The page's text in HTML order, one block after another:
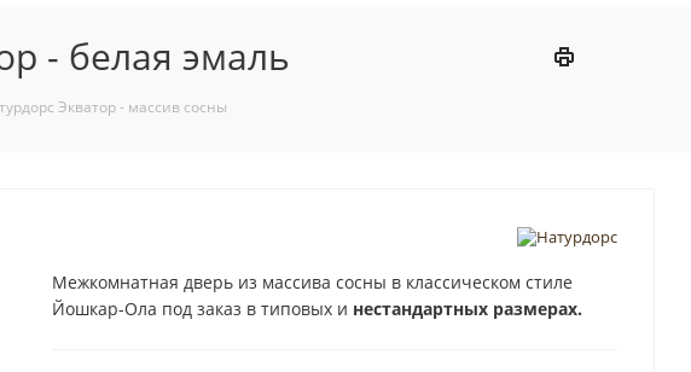
- белая эмаль
Экватор - массив сосны
Межкомнатная дверь из массива сосны в классическом стиле
Йошкар-Ола под заказ в типовых и нестандартных размерах.